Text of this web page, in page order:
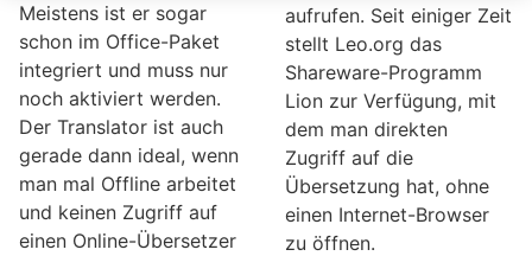
Meistens ist er sogar
schon im Office-Paket
integriert und muss nur
noch aktiviert werden.
Der Translator ist auch
gerade dann ideal, wenn
man mal Offline arbeitet
und keinen Zugriff auf
einen Online-Übersetzer
aufrufen. Seit einiger Zeit
stellt Leo.org das
Shareware-Programm
Lion zur Verfügung, mit
dem man direkten
Zugriff auf die
Übersetzung hat, ohne
einen Internet-Browser
zu öffnen.